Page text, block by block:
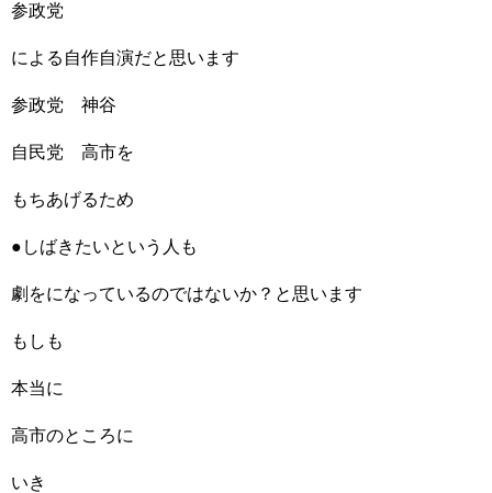
参政党
による自作自演だと思います
参政党 神谷
自民党 高市を
もちあげるため
●しばきたいという人も
劇をになっているのではないか？と思います
もしも
本当に
高市のところに
いき